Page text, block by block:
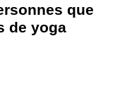
que
de yoga